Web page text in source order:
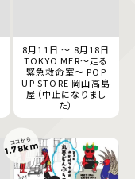
8月11日 ～ 8月18日
TOKYO MER～走る
緊急救命室～ POP
UP STORE 岡山高島
屋（中止になりまし
た）
ココから
1.78km